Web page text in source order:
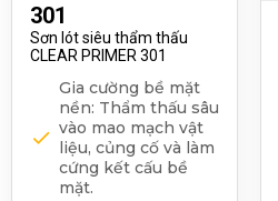
301
Sơn lót siêu thẩm thấu
CLEAR PRIMER 301
Gia cường bề mặt
nền: Thẩm thấu sâu
vào mao mạch vật
liệu, củng cố và làm
cứng kết cấu bề
mặt.